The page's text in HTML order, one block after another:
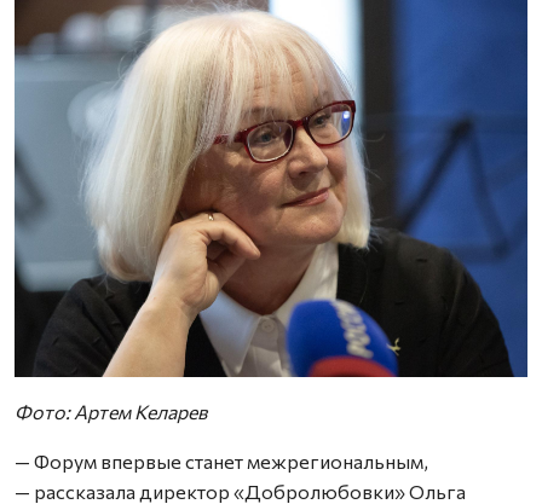
Фото: Артем Келарев
— Форум впервые станет межрегиональным,
— рассказала директор «Добролюбовки» Ольга